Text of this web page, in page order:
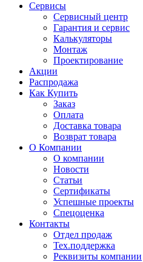
Сервисы
Сервисный центр
Гарантия и сервис
Калькуляторы
Монтаж
Проектирование
Акции
Распродажа
Как Купить
Заказ
Оплата
Доставка товара
Возврат товара
О Компании
О компании
Новости
Статьи
Сертификаты
Успешные проекты
Спецоценка
Контакты
Отдел продаж
Тех.поддержка
Реквизиты компании